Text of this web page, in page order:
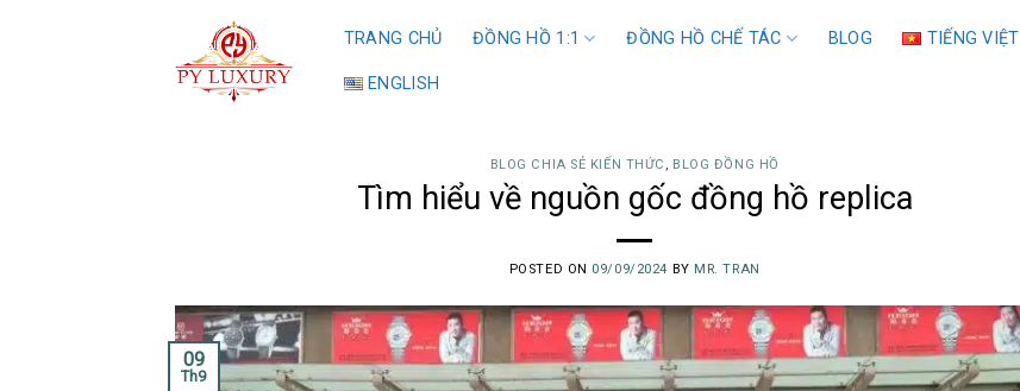
TRANG CHỦ ĐỒNG HỒ 1:1 ĐỒNG HỒ CHẾ TÁC BLOG TIẾNG VIỆT
ENGLISH
BLOG CHIA SẺ KIẾN THỨC , BLOG ĐỒNG HỒ
Tìm hiểu về nguồn gốc đồng hồ replica
POSTED ON 09/09/2024 BY MR. TRAN
09
Th9